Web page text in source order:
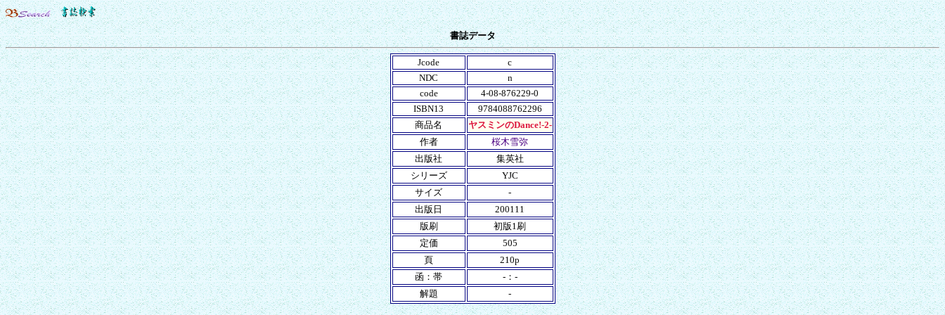
書誌データ
Jcode
c
NDC
n
code
4-08-876229-0
ISBN13
9784088762296
商品名
ヤスミンのDance!-2-
作者
桜木雪弥
出版社
集英社
シリーズ
YJC
サイズ
-
出版日
200111
版刷
初版1刷
定価
505
頁
210p
函：帯
-：-
解題
-